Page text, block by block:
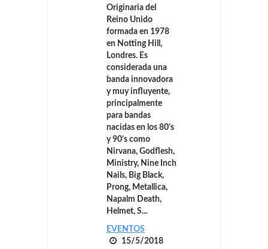
Originaria del
Reino Unido
formada en 1978
en Notting Hill,
Londres. Es
considerada una
banda innovadora
y muy influyente,
principalmente
para bandas
nacidas en los 80's
y 90's como
Nirvana, Godflesh,
Ministry, Nine Inch
Nails, Big Black,
Prong, Metallica,
Napalm Death,
Helmet, S...
EVENTOS
15/5/2018